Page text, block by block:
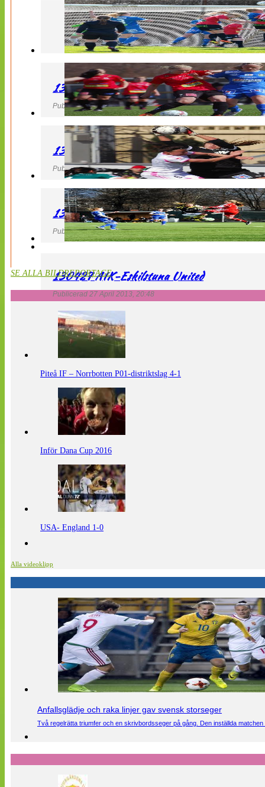
130427 LB 07 – QBIK
Publicerad 27 April 2013, 22:40
130427 IF Limhamn Bunkeflo – QBIK
Publicerad 27 April 2013, 21:10
130427 LdB FC Malmö – Mallbackens IF
Publicerad 27 April 2013, 20:54
130427 AIK-Eskilstuna United
Publicerad 27 April 2013, 20:48
SE ALLA BILDREPORTAGE
Piteå IF – Norrbotten P01-distriktslag 4-1
Inför Dana Cup 2016
USA- England 1-0
Alla videoklipp
Anfallsglädje och raka linjer gav svensk storseger
Två regelrätta triumfer och en skrivbordsseger på gång. Den inställda